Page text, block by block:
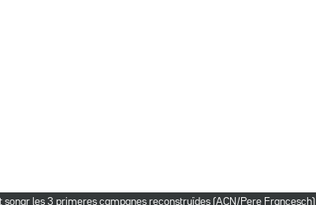
sonar les 3 primeres campanes reconstruïdes (ACN/Pere Francesch)